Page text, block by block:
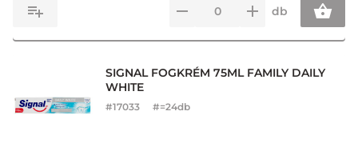
db
SIGNAL FOGKRÉM 75ML FAMILY DAILY
WHITE
#17033 #=24db